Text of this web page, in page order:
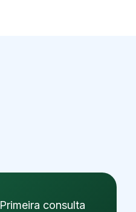
Primeira consulta